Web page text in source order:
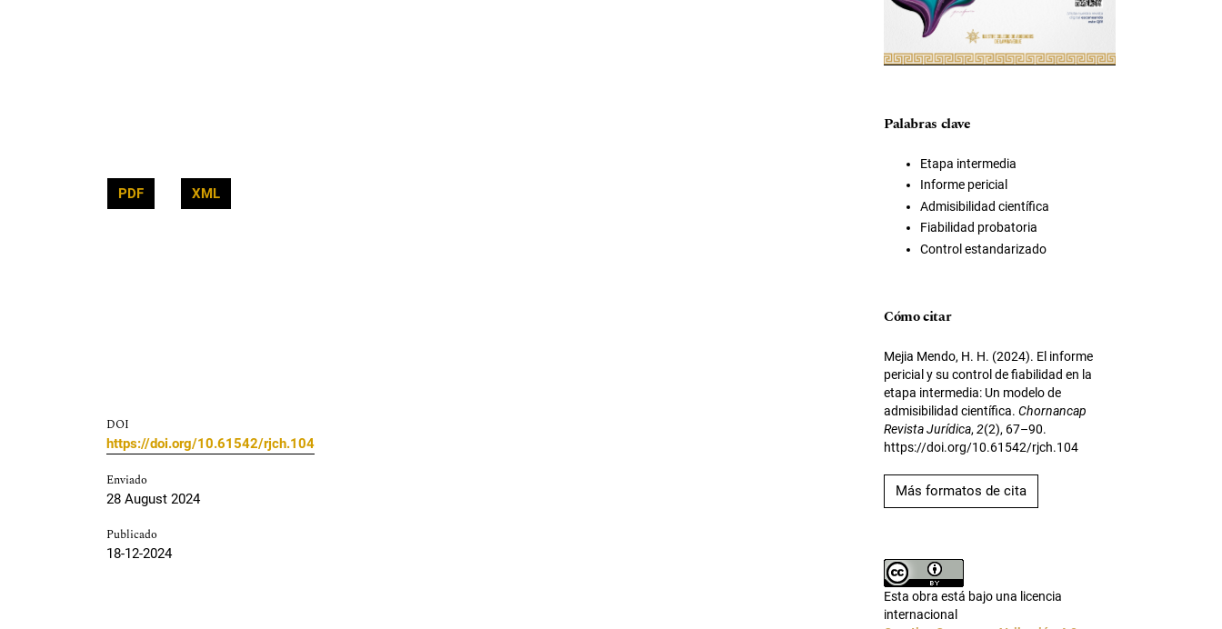
PDF XML
DOI
https://doi.org/10.61542/rjch.104
Enviado
28 August 2024
Publicado
18-12-2024
Palabras clave
Etapa intermedia
Informe pericial
Admisibilidad científica
Fiabilidad probatoria
Control estandarizado
Cómo citar
Mejia Mendo, H. H. (2024). El informe
pericial y su control de fiabilidad en la
etapa intermedia: Un modelo de
admisibilidad científica. Chornancap
Revista Jurídica, 2(2), 67–90.
https://doi.org/10.61542/rjch.104
Más formatos de cita
Esta obra está bajo una licencia
internacional